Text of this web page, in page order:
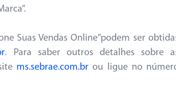
Suas Vendas Online”podem ser
. Para saber outros detalhes sobre
ms.sebrae.com.br ou ligue no